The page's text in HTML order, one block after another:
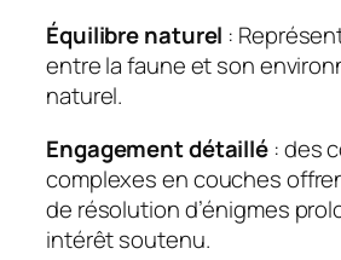
Équilibre naturel :
entre la faune et son
naturel.
Engagement détaillé : des
complexes en couches
de résolution d’énigmes
intérêt soutenu.